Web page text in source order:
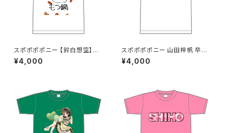
スポポポポニー 【鈴白想空】生
誕祭 そらちゃんが熱が出た時に
見そうな夢Tシャツ S〜XLサイ
¥4,000
スポポポポニー 山田梓帆 卒業
記念Tシャツ S〜XLサイズ
¥4,000